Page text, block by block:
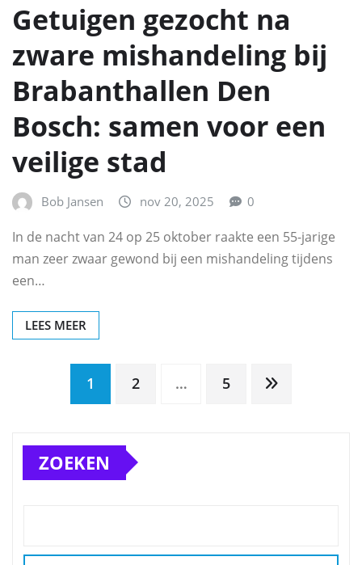
Getuigen gezocht na
zware mishandeling bij
Brabanthallen Den
Bosch: samen voor een
veilige stad
Bob Jansen nov 20, 2025 0
In de nacht van 24 op 25 oktober raakte een 55-jarige
man zeer zwaar gewond bij een mishandeling tijdens
een…
LEES MEER
Berichten
paginering
1 2 … 5
ZOEKEN